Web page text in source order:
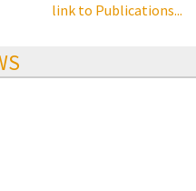
link to Publications...